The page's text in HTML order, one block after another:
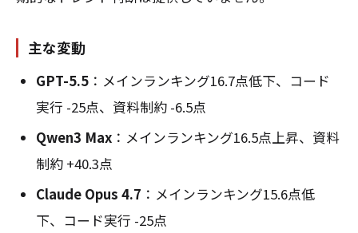
主な変動
GPT-5.5 ：メインランキング16.7点低下、コード
実行 -25点、資料制約 -6.5点
Qwen3 Max ：メインランキング16.5点上昇、資料
制約 +40.3点
Claude Opus 4.7 ：メインランキング15.6点低
下、コード実行 -25点